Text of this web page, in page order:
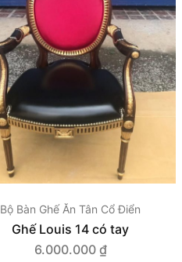
Bộ Bàn Ghế Ăn Tân Cổ Điển
Ghế Louis 14 có tay
6.000.000 ₫